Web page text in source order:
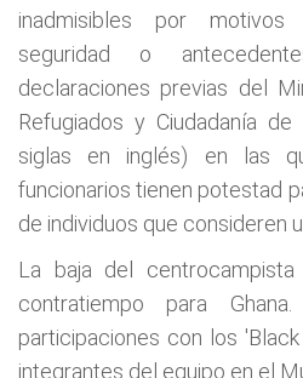
inadmisibles por
seguridad o
declaraciones previas del
Refugiados y Ciudadanía de
siglas en inglés) en las
funcionarios tienen potestad
de individuos que consideren
La baja del
contratiempo para
participaciones con los
integrantes del equipo en el